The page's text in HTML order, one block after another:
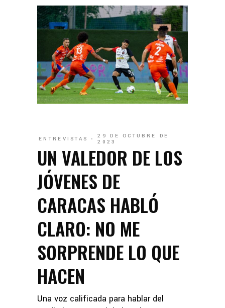
ENTREVISTAS
29 DE OCTUBRE DE
2023
UN VALEDOR DE LOS
JÓVENES DE
CARACAS HABLÓ
CLARO: NO ME
SORPRENDE LO QUE
HACEN
Una voz calificada para hablar del